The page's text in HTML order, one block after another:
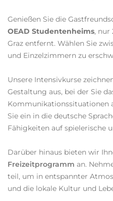
Genießen Sie die
OEAD Studentenheims, nur
Graz entfernt. Wählen Sie
und Einzelzimmern zu
Unsere Intensivkurse
Gestaltung aus, bei der Sie
Kommunikationssituationen
Sie ein in die deutsche
Fähigkeiten auf spielerische
Darüber hinaus bieten wir
Freizeitprogramm an.
teil, um in entspannter
und die lokale Kultur und